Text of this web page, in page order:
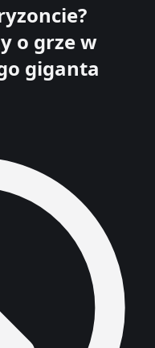
o grze w
giganta